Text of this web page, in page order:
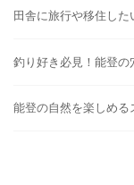
田舎に旅行や移住し
釣り好き必見！能登の
能登の自然を楽しめる